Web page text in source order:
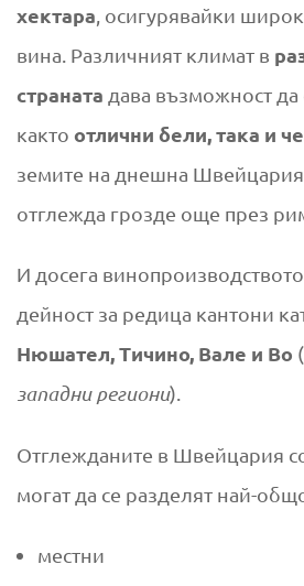
хектара , осигурявайки
вина. Различният климат в
страната дава възможност
както отлични бели, така и
земите на днешна Швейцария
отглежда грозде още през
И досега
дейност за редица кантони
Нюшател,Тичино, Вале и Во (
западни региони).
Отглежданите в Швейцария
могат да се разделят най-
местни